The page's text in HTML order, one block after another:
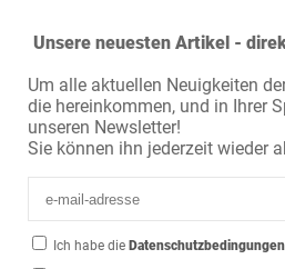
Unsere neuesten Artikel -
Um alle aktuellen Neuigkeiten
die hereinkommen, und in Ihrer
unseren Newsletter!
Sie können ihn jederzeit wieder
Ich habe die Datenschutzbedingungen